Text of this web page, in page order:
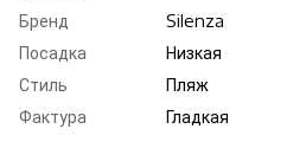
Бренд
Silenza
Посадка
Низкая
Стиль
Пляж
Фактура
Гладкая